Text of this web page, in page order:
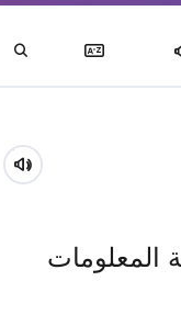
المعلومات